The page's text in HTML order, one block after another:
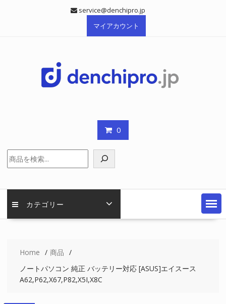
service@denchipro.jp
マイアカウント
0
索
カテゴリー
Home
商品
ノートパソコン 純正 バッテリー対応 [ASUS]エイスース
A62,P62,X67,P82,X5I,X8C